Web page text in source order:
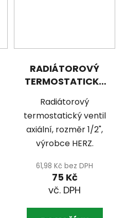
RADIÁTOROVÝ
TERMOSTATICKÝ
ROZMĚR
1/2",VÝROBCE
HERZ
61,98 Kč bez DPH
75 Kč
Radiátorový
termostatický ventil
axiální, rozměr 1/2",
výrobce HERZ.